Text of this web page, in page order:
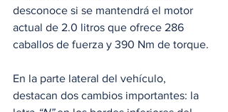
desconoce si se mantendrá el motor
actual de 2.0 litros que ofrece 286
caballos de fuerza y 390 Nm de torque.
En la parte lateral del vehículo,
destacan dos cambios importantes: la